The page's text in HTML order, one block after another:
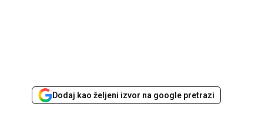
Dodaj kao željeni izvor na google pretrazi